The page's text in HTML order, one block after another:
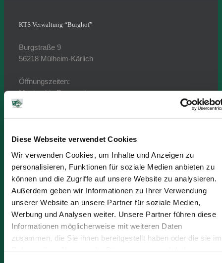
Diese Webseite verwendet Cookies
Wir verwenden Cookies, um Inhalte und Anzeigen zu
personalisieren, Funktionen für soziale Medien anbieten zu
können und die Zugriffe auf unsere Website zu analysieren.
Außerdem geben wir Informationen zu Ihrer Verwendung
unserer Website an unsere Partner für soziale Medien,
Werbung und Analysen weiter. Unsere Partner führen diese
Informationen möglicherweise mit weiteren Daten
zusammen, die Sie ihnen bereitgestellt haben oder die sie im
KTS Verwaltung “Burghof”
Burgstraße 9
56218 Mülheim-Kärlich
Öffnungszeiten:
Montag bis Donnerstag
von 08:00 Uhr -16:45 Uhr
Telefax: +49 (2630) 94 41-10
E-Mail: kts@kts-kg.de
Ansprechpartner:
Geschäftsführung:
Dr. Dieter Mannheim (phG)
Dipl.-Volkswirt Wolfgang Mannheim (GF)